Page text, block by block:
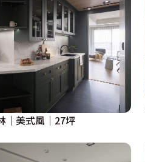
｜美式風｜27坪